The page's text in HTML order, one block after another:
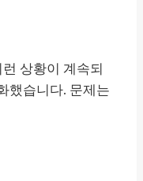
상황이 계속되
했습니다. 문제는